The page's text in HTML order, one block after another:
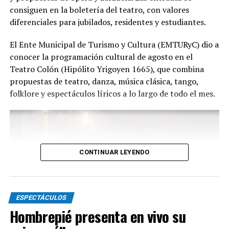
distinguida con los Premios Estrella de Mar 2024 y
2026 como Mejor Espectáculo de Danza y con el Premio
Faro de Oro 2024. Además, Emmanuel Marín y Lola
Gutiérrez Rey obtuvieron el subcampeonato en el
Mundial de Tango de Buenos Aires.
realizar una gira por Europa. Además, recibió
la Declaración de Interés Cultural como Embajadores
cultura local.
consiguen en la boletería del teatro, con valores
diferenciales para jubilados, residentes y estudiantes.
El Ente Municipal de Turismo y Cultura (EMTURyC) dio a
conocer la programación cultural de agosto en el
Teatro Colón (Hipólito Yrigoyen 1665), que combina
propuestas de teatro, danza, música clásica, tango,
folklore y espectáculos líricos a lo largo de todo el mes.
CONTINUAR LEYENDO
ESPECTÁCULOS
Hombrepié presenta en vivo su